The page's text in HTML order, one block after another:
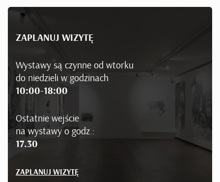
ZAPLANUJ WIZYTĘ
Wystawy są czynne od wtorku
do niedzieli w godzinach
10:00-18:00
Ostatnie wejście
na wystawy o godz.:
17.30
ZAPLANUJ WIZYTĘ